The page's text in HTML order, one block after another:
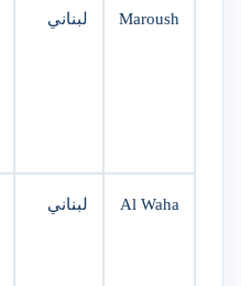
Maroush لبناني
Al Waha لبناني